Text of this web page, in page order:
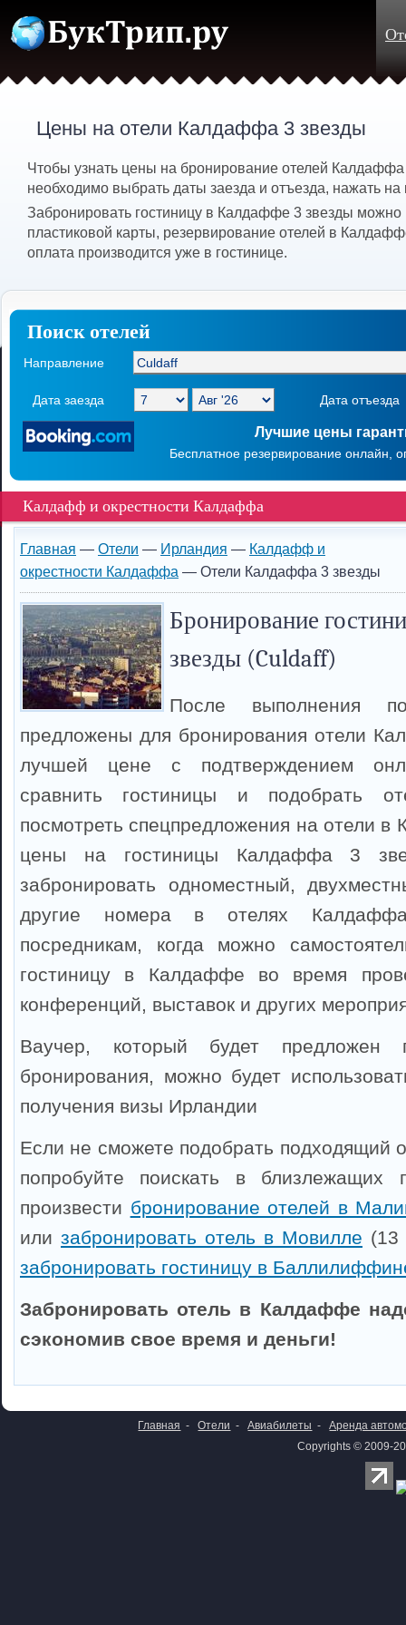
Цены на отели Калдаффа 3 звезды
Чтобы узнать цены на бронирование отелей
необходимо выбрать даты заезда и отъезда, нажать на
Забронировать гостиницу в Калдаффе 3 звезды можно
пластиковой карты, резервирование отелей в
оплата производится уже в гостинице.
Поиск отелей
Направление
Дата заезда Дата отъезда
Лучшие цены
Бесплатное резервирование онлайн,
Калдафф и окрестности Калдаффа
Главная — Отели — Ирландия — Калдафф и
окрестности Калдаффа — Отели Калдаффа 3 звезды
Бронирование
звезды (Culdaff)
После выполнения
предложены для бронирования отели
лучшей цене с подтверждением
сравнить гостиницы и подобрать
посмотреть спецпредложения на отели в
цены на гостиницы Калдаффа 3
забронировать одноместный,
другие номера в отелях
посредникам, когда можно
гостиницу в Калдаффе во время
конференций, выставок и других
Ваучер, который будет предложен
бронирования, можно будет
получения визы Ирландии
Если не сможете подобрать подходящий
попробуйте поискать в близлежащих
произвести бронирование отелей в
или забронировать отель в Мовилле (13
забронировать гостиницу в
Забронировать отель в Калдаффе
сэкономив свое время и деньги!
Главная - Отели - Авиабилеты -
Аренда
Copyrights © 2009-